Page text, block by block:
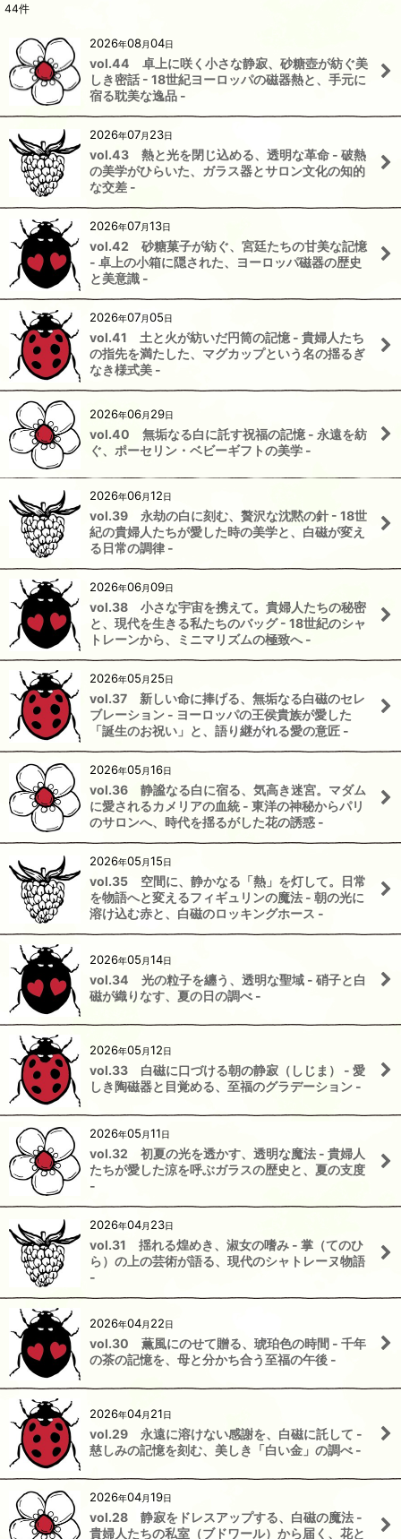
カテゴリ
絞り込む
44件
2026年08月04日
vol.44 卓上に咲く小さな静寂、砂糖壺が紡ぐ美
しき密話 - 18世紀ヨーロッパの磁器熱と、手元に
宿る耽美な逸品 -
2026年07月 23日
vol.43 熱と光を閉じ込める、透明な革命 - 破熱
の美学がひらいた、ガラス器とサロン文化の知的
な交差 -
2026年07月13日
vol.42 砂糖菓子が紡ぐ、宮廷たちの甘美な記憶
- 卓上の小箱に隠された、ヨーロッパ磁器の歴史
と美意識 -
2026年07月05日
vol.41 土と火が紡いだ円筒の記憶 - 貴婦人たち
の指先を満たした、マグカップという名の揺るぎ
なき様式美 -
2026年06月 29日
vol.40 無垢なる白に託す祝福の記憶 - 永遠を紡
ぐ、ポーセリン・ベビーギフトの美学 -
2026年06月12日
vol.39 永劫の白に刻む、贅沢な沈黙の針 - 18世
紀の貴婦人たちが愛した時の美学と、白磁が変え
る日常の調律 -
2026年06月09日
vol.38 小さな宇宙を携えて。貴婦人たちの秘密
と、現代を生きる私たちのバッグ - 18世紀のシャ
トレーンから、ミニマリズムの極致へ -
2026年05 月 25日
vol.37 新しい命に捧げる、無垢なる白磁のセレ
ブレーション - ヨーロッパの王侯貴族が愛した
「誕生のお祝い」と、語り継がれる愛の意匠 -
2026年05 月16日
vol.36 静謐なる白に宿る、気高き迷宮。マダム
に愛されるカメリアの血統 - 東洋の神秘からパリ
のサロンへ、時代を揺るがした花の誘惑 -
2026年05 月15日
vol.35 空間に、静かなる「熱」を灯して。日常
を物語へと変えるフィギュリンの魔法 - 朝の光に
溶け込む赤と、白磁のロッキングホース -
2026年05 月14日
vol.34 光の粒子を纏う、透明な聖域 - 硝子と白
磁が織りなす、夏の日の調べ -
2026年05 月12日
vol.33 白磁に口づける朝の静寂（しじま） - 愛
しき陶磁器と目覚める、至福のグラデーション -
2026年05 月11日
vol.32 初夏の光を透かす、透明な魔法 - 貴婦人
たちが愛した涼を呼ぶガラスの歴史と、夏の支度
-
2026年04月 23日
vol.31 揺れる煌めき、淑女の嗜み - 掌（てのひ
ら）の上の芸術が語る、現代のシャトレーヌ物語
-
2026年04月 22日
vol.30 薫風にのせて贈る、琥珀色の時間 - 千年
の茶の記憶を、母と分かち合う至福の午後 -
2026年04月 21日
vol.29 永遠に溶けない感謝を、白磁に託して -
慈しみの記憶を刻む、美しき「白い金」の調べ -
2026年04月19日
vol.28 静寂をドレスアップする、白磁の魔法 -
貴婦人たちの私室（ブドワール）から届く、花と